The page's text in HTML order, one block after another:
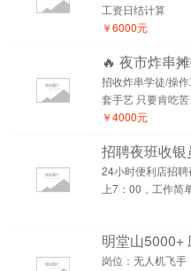
工资日结计算
￥6000元
🔥 夜市炸串
招收炸串学徒/操
套手艺 只要肯吃苦
￥4000元
招聘夜班收银
24小时便利店招
上7：00，工作简
明堂山5000+
岗位：无人机飞手